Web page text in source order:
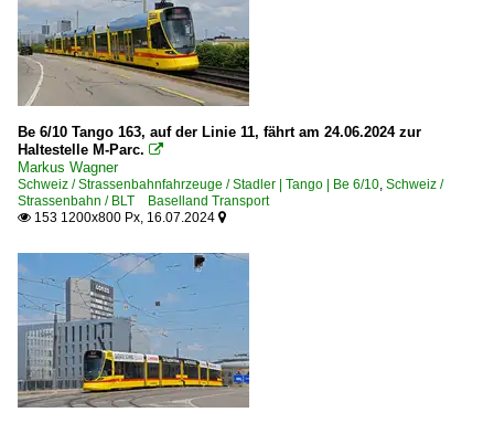
Be 6/10 Tango 163, auf der Linie 11, fährt am 24.06.2024 zur
Haltestelle M-Parc. 
Markus Wagner
Schweiz / Strassenbahnfahrzeuge / Stadler | Tango | Be 6/10, Schweiz /
Strassenbahn / BLT Baselland Transport
 153 1200x800 Px, 16.07.2024 